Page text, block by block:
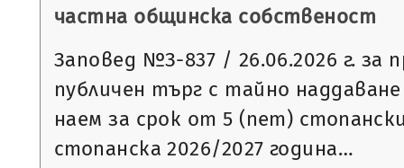
частна общинска собственост
Заповед №З-837 / 26.06.2026 г. за
публичен търг с тайно
наем за срок от 5 (пет)
стопанска 2026/2027 година…